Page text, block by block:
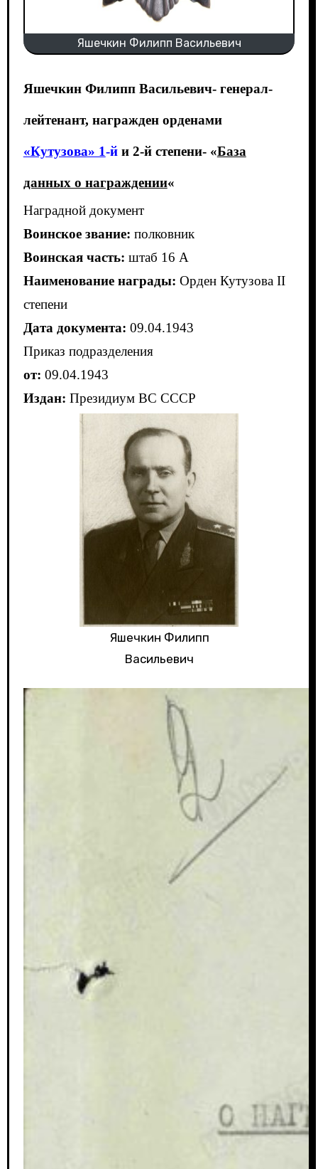
Яшечкин Филипп Васильевич
Яшечкин Филипп Васильевич- генерал-
лейтенант, награжден орденами
«Кутузова» 1-йи 2-й степени- «База
данных о награждении«
Наградной документ
Воинское звание: полковник
Воинская часть: штаб 16 А
Наименование награды: Орден Кутузова II
степени
Дата документа: 09.04.1943
Приказ подразделения
от: 09.04.1943
Издан: Президиум ВС СССР
Яшечкин Филипп
Васильевич